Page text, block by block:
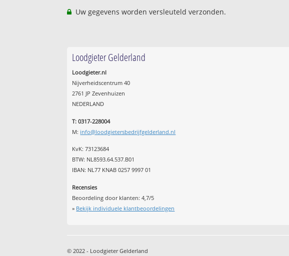
Uw gegevens worden versleuteld verzonden.
Loodgieter Gelderland
Loodgieter.nl
Nijverheidscentrum 40
2761 JP Zevenhuizen
NEDERLAND
T: 0317-228004
M: info@loodgietersbedrijfgelderland.nl
KvK: 73123684
BTW: NL8593.64.537.B01
IBAN: NL77 KNAB 0257 9997 01
Recensies
Beoordeling door klanten:4,7/5
» Bekijk individuele klantbeoordelingen
© 2022 - Loodgieter Gelderland